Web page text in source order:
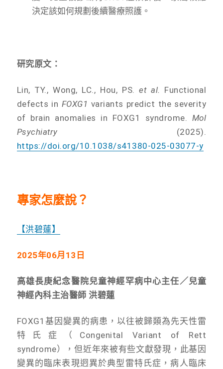
決定該如何規劃後續醫療照護。
研究原文：
Lin, TY., Wong, LC., Hou, PS.et al. Functional
defects in FOXG1 variants predict the severity
of brain anomalies in FOXG1 syndrome. Mol
Psychiatry (2025).
https://doi.org/10.1038/s41380-025-03077-y
專家怎麼說？
【洪碧蓮】
2025年06月13日
高雄長庚紀念醫院兒童神經罕病中心主任／兒童
神經內科主治醫師 洪碧蓮
FOXG1基因變異的病患，以往被歸類為先天性雷
特氏症（Congenital Variant of Rett
syndrome），但近年來被有些文獻發現，此基因
變異的臨床表現迥異於典型雷特氏症，病人臨床